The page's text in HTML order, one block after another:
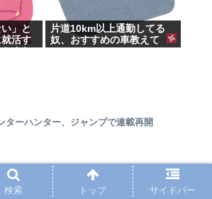
」と
活す
片道10km以上通勤してる
奴、おすすめの車教えて
ターハンター、ジャンプで連載再開
大、名前が『ゆい』のガ●ジキャラ「平沢唯」
検索 トップ サイドバー